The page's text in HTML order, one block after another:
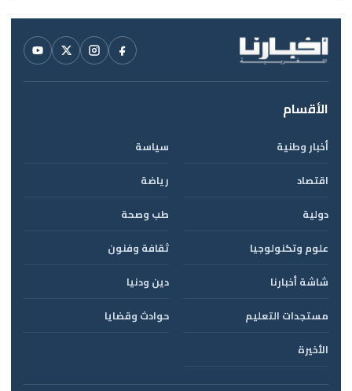
الأقسام
أخبار وطنية
سياسة
اقتصاد
رياضة
دولية
طب وصحة
علوم وتكنولوجيا
ثقافة وفنون
شاشة أخبارنا
دين ودنيا
مستجدات التعليم
حوادث وقضايا
الأخيرة